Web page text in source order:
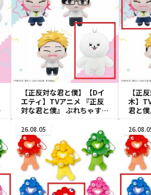
【正反対な君と僕】【Dイ
エティ】TVアニメ 『正反
対な君と僕』 ぷれちゃすぬ
【正
木】
君と
26.08.05